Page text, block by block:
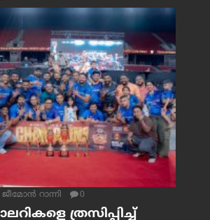
ജീമോന്‍ റാന്നി 0
ത്രസിപ്പിച്ച്